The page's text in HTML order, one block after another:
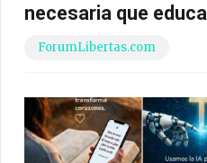
necesaria que
ForumLibertas.com